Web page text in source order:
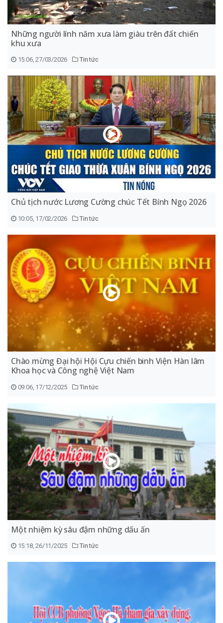
Những người lính năm xưa làm giàu trên đất chiến
khu xưa
15:06, 27/03/2026 Tin tức
Chủ tịch nước Lương Cường chúc Tết Bính Ngọ 2026
10:05, 17/02/2026 Tin tức
Chào mừng Đại hội Hội Cựu chiến binh Viện Hàn lâm
Khoa học và Công nghệ Việt Nam
09:06, 17/12/2025 Tin tức
Một nhiệm kỳ sâu đậm những dấu ấn
15:18, 26/11/2025 Tin tức